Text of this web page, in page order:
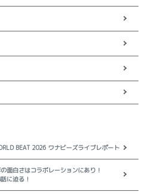
BEAT 2026 ワナビーズライブレポート
面白さはコラボレーションにあり！
に迫る！